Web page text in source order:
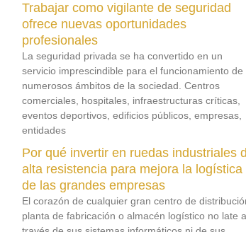
Trabajar como vigilante de seguridad
ofrece nuevas oportunidades
profesionales
La seguridad privada se ha convertido en un
servicio imprescindible para el funcionamiento de
numerosos ámbitos de la sociedad. Centros
comerciales, hospitales, infraestructuras críticas,
eventos deportivos, edificios públicos, empresas,
entidades
Por qué invertir en ruedas industriales
alta resistencia para mejora la logística
de las grandes empresas
El corazón de cualquier gran centro de
planta de fabricación o almacén logístico no late a